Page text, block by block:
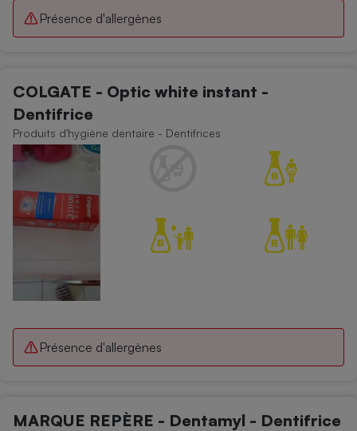
Présence d'allergènes
COLGATE - Optic white instant -
Dentifrice
Produits d'hygiène dentaire - Dentifrices
Présence d'allergènes
MARQUE REPÈRE - Dentamyl - Dentifrice